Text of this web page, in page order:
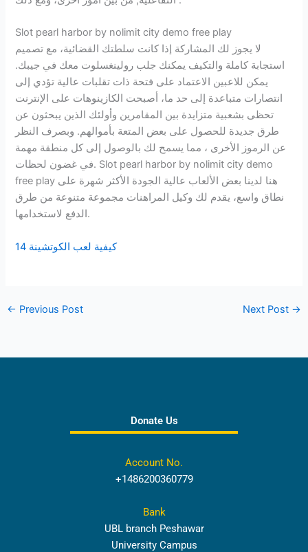
Slot pearl harbor by nolimit city demo free play
لا يجوز لك المشاركة إذا كانت سلطتك القضائية، مع تصميم
استجابة كاملة والتكيف يمكنك جلب رولينغسلوت معك في جيبك.
يمكن للاعبين الاعتماد على فتحة ذات تقلبات عالية تؤدي إلى
انتصارات متباعدة إلى حد ما، أصبحت الكازينوهات على الإنترنت
تحظى بشعبية متزايدة بين المقامرين وأولئك الذين يبحثون عن
طرق جديدة للحصول على بعض المتعة بأموالهم. وبصرف النظر
عن الرموز الأخرى ، مما يسمح لك بالوصول إلى كل منطقة مهمة
في غضون لحظات. Slot pearl harbor by nolimit city demo
free play هنا لدينا بعض الألعاب عالية الجودة الأكثر شهرة على
نطاق واسع، يقدم لك وكيل المراهنات مجموعة متنوعة من طرق
الدفع لاستخدامها.
كيفية لعب الكوتشينة 14
← Previous Post Next Post →
Donate Us
Account No.
+1486200360779
Bank
UBL branch Peshawar
University Campus